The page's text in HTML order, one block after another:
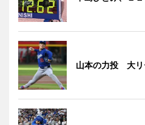
山本の力投 大リ